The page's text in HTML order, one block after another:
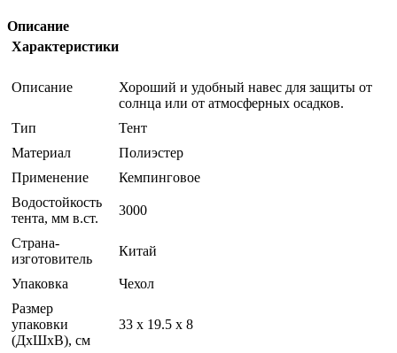
Описание
Характеристики
Описание
Хороший и удобный навес для защиты от
солнца или от атмосферных осадков.
Тип
Тент
Материал
Полиэстер
Применение
Кемпинговое
Водостойкость
тента, мм в.ст.
3000
Страна-
изготовитель
Китай
Упаковка
Чехол
Размер
упаковки
(ДхШхВ), см
33 x 19.5 x 8